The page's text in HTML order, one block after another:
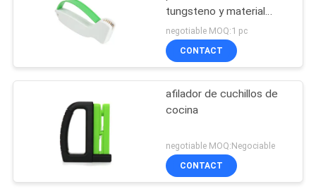
tungsteno y material
plástico del ABS
negotiable MOQ:1 pc
CONTACT
afilador de cuchillos de
cocina
negotiable MOQ:Negociable
CONTACT